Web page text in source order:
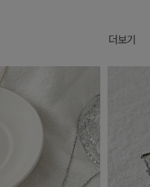
더보기